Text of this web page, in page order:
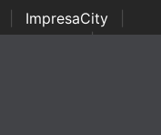
ImpresaCity
Awards | Italian
Awards